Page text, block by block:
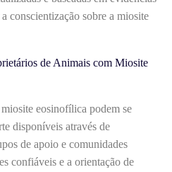
conscientização sobre a miosite
de Animais com Miosite
eosinofílica podem se
disponíveis através de
de apoio e comunidades
confiáveis e a orientação de